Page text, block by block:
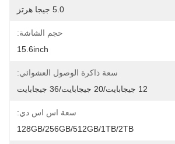
5.0 جيجا هرتز
حجم الشاشة:
15.6inch
سعة ذاكرة الوصول العشوائي:
12 جيجابايت/20 جيجابايت/36 جيجابايت
سعة اس اس دي:
128GB/256GB/512GB/1TB/2TB